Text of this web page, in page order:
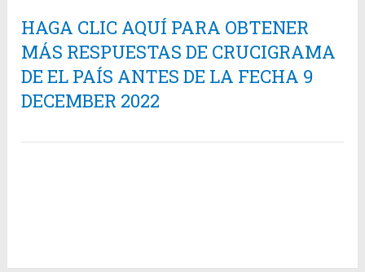
HAGA CLIC AQUÍ PARA OBTENER
MÁS RESPUESTAS DE CRUCIGRAMA
DE EL PAÍS ANTES DE LA FECHA 9
DECEMBER 2022